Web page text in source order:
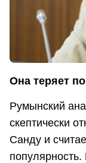
Она теряет
Румынский
скептически
Санду и